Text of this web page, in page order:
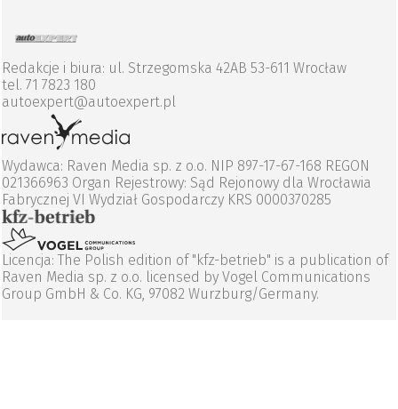
Redakcje i biura: ul. Strzegomska 42AB 53-611 Wrocław
tel. 71 7823 180
autoexpert@autoexpert.pl
Wydawca: Raven Media sp. z o.o. NIP 897-17-67-168 REGON
021366963 Organ Rejestrowy: Sąd Rejonowy dla Wrocławia
Fabrycznej VI Wydział Gospodarczy KRS 0000370285
Licencja: The Polish edition of "kfz-betrieb" is a publication of
Raven Media sp. z o.o. licensed by Vogel Communications
Group GmbH & Co. KG, 97082 Wurzburg/Germany.